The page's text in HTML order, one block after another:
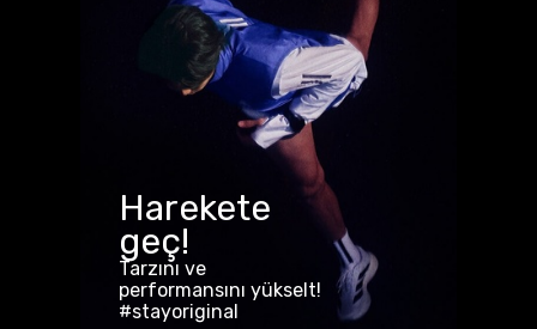
Harekete
geç!
Tarzını ve
performansını yükselt!
#stayoriginal